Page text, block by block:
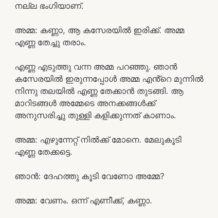
നല്ല ഭംഗിയാണ്.
അമ്മ: കണ്ണാ, ആ കസേരയിൽ ഇരിക്ക്. അമ്മ
എണ്ണ തേച്ചു തരാം.
എണ്ണ എടുത്തു വന്ന അമ്മ പറഞ്ഞു. ഞാൻ
കസേരയിൽ ഇരുന്നപ്പോൾ അമ്മ എൻ്റെ മുന്നിൽ
നിന്നു തലയിൽ എണ്ണ തേക്കാൻ തുടങ്ങി. ആ
മാറിടങ്ങൾ അമ്മേടെ അനക്കങ്ങൾക്ക്
അനുസരിച്ചു തുള്ളി കളിക്കുന്നത് കാണാം.
അമ്മ: എഴുന്നേറ്റ് നിൽക്ക് മോനെ. മേലുകൂടി
എണ്ണ തേക്കട്ടെ.
ഞാൻ: ദേഹത്തു കൂടി വേണോ അമ്മേ?
അമ്മ: വേണം. ഒന്ന് എണീക്ക്, കണ്ണാ.